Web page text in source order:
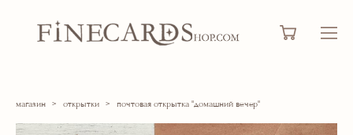
магазин > открытки > почтовая открытка "домашний вечер"